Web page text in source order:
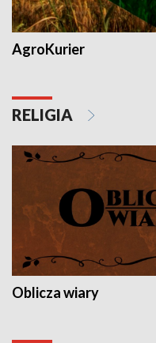
AgroKurier
RELIGIA
Oblicza wiary